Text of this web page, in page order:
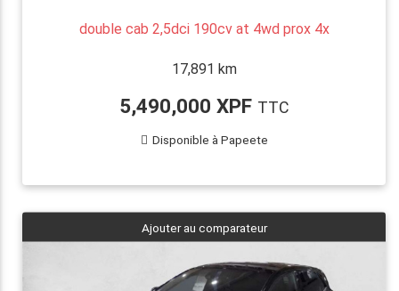
double cab 2,5dci 190cv at 4wd prox 4x
17,891 km
5,490,000 XPF TTC
Disponible à Papeete
Ajouter au comparateur